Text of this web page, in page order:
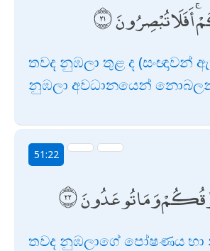
تُبْصِرُونَ
තවද නුඹලා තුළ ද (සංඥාවන්
නුඹලා අවධානයෙන්
51:22
وَمَا تُوعَدُونَ
තවද නුඹලාගේ පෝෂණය හා